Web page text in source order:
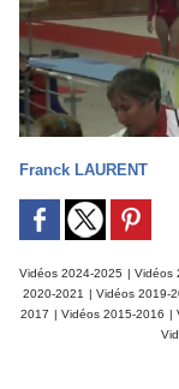
Franck LAURENT
Vidéos 2024-2025 | Vidéos
2020-2021 | Vidéos 2019-
2017 | Vidéos 2015-2016 |